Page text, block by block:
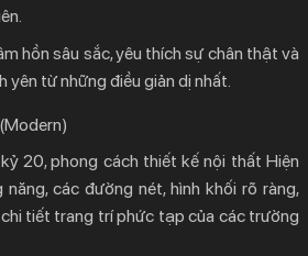
hồn sâu sắc, yêu thích sự chân thật và
yên từ những điều giản dị nhất.
kỷ 20,phong cách thiết kế nội thất Hiện
các đường nét, hình khối rõ ràng,
tiết trang trí phức tạp của các trường